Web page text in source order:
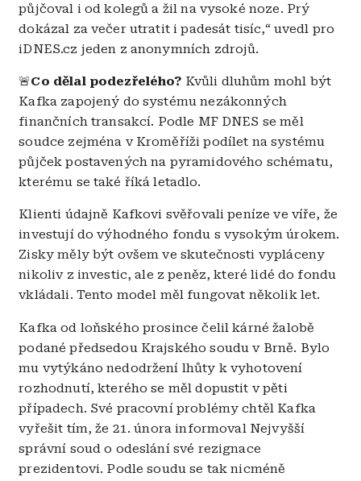
půjčoval i od kolegů a žil na vysoké noze. Prý
dokázal za večer utratit i padesát tisíc,“ uvedl pro
iDNES.cz jeden z anonymních zdrojů.
🚨Co dělal podezřelého? Kvůli dluhům mohl být
Kafka zapojený do systému nezákonných
finančních transakcí. Podle MF DNES se měl
soudce zejména v Kroměříži podílet na systému
půjček postavených na pyramidového schématu,
kterému se také říká letadlo.
Klienti údajně Kafkovi svěřovali peníze ve víře, že
investují do výhodného fondu s vysokým úrokem.
Zisky měly být ovšem ve skutečnosti vypláceny
nikoliv z investic, ale z peněz, které lidé do fondu
vkládali. Tento model měl fungovat několik let.
Kafka od loňského prosince čelil kárné žalobě
podané předsedou Krajského soudu v Brně. Bylo
mu vytýkáno nedodržení lhůty k vyhotovení
rozhodnutí, kterého se měl dopustit v pěti
případech. Své pracovní problémy chtěl Kafka
vyřešit tím, že 21. února informoval Nejvyšší
správní soud o odeslání své rezignace
prezidentovi. Podle soudu se tak nicméně